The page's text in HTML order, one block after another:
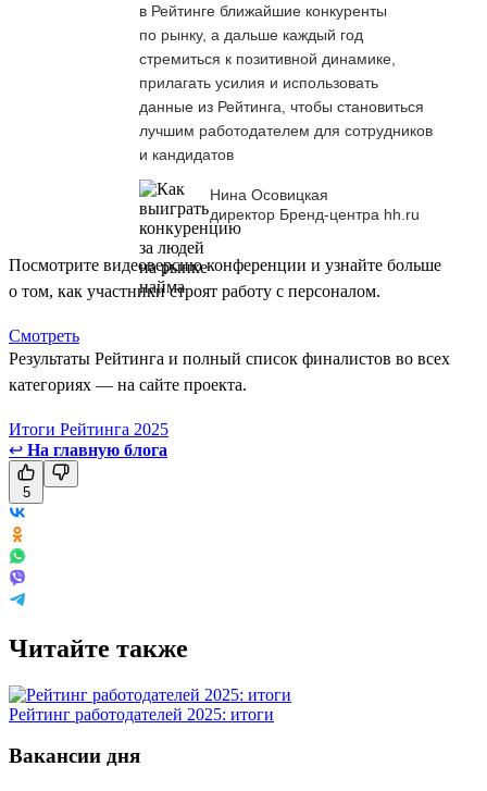
в Рейтинге ближайшие конкуренты
по рынку, а дальше каждый год
стремиться к позитивной динамике,
прилагать усилия и использовать
данные из Рейтинга, чтобы становиться
лучшим работодателем для сотрудников
и кандидатов
Нина Осовицкая
директор Бренд-центра hh.ru
Посмотрите видеоверсию конференции и узнайте больше
о том, как участники строят работу с персоналом.
Смотреть
Результаты Рейтинга и полный список финалистов во всех
категориях — на сайте проекта.
Итоги Рейтинга 2025
↩ На главную блога
5
Читайте также
Рейтинг работодателей 2025: итоги
Вакансии дня